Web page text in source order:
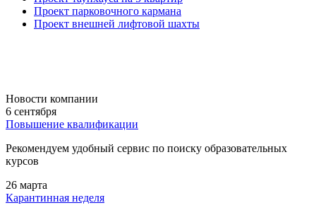
Проект парковочного кармана
Проект внешней лифтовой шахты
Новости компании
6 сентября
Повышение квалификации
Рекомендуем удобный сервис по поиску образовательных
курсов
26 марта
Карантинная неделя